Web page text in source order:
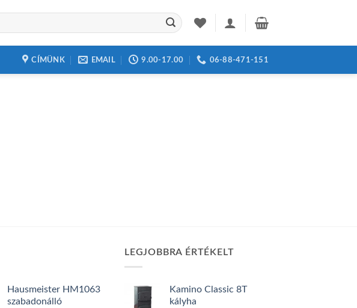
CÍMÜNK EMAIL 9.00-17.00 06-88-471-151
Hausmeister HM1063
szabadonálló
LEGJOBBRA ÉRTÉKELT
Kamino Classic 8T
kályha